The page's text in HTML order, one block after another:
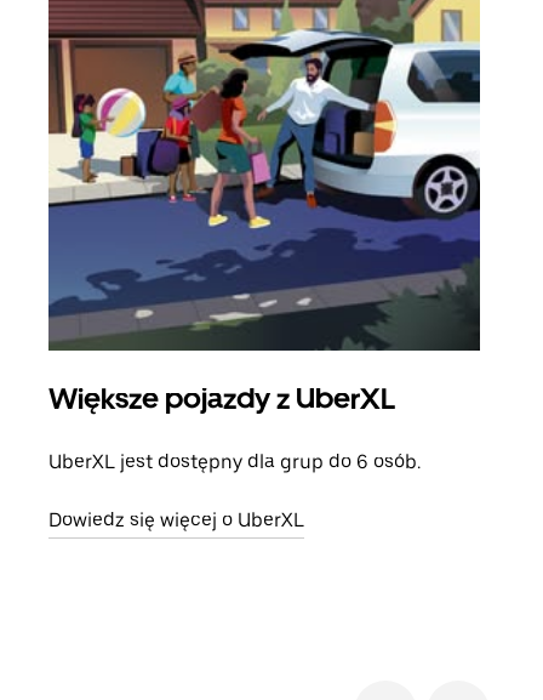
Większe pojazdy z UberXL
UberXL jest dostępny dla grup do 6 osób.
Dowiedz się więcej o UberXL